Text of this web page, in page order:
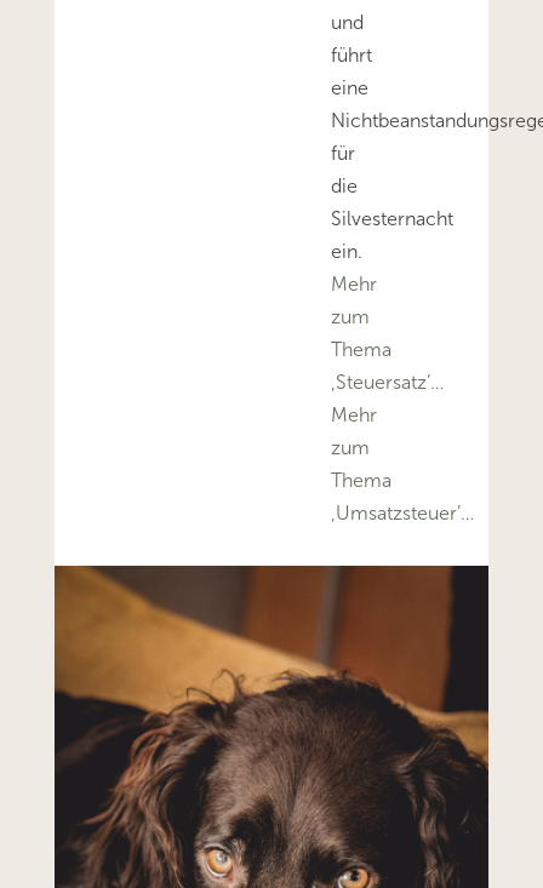
und
führt
eine
für
die
Silvesternacht
ein.
Mehr
zum
Thema
‚Steuersatz’…
Mehr
zum
Thema
‚Umsatzsteuer’…